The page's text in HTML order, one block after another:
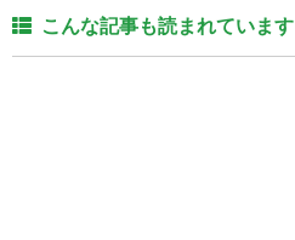
こんな記事も読まれています